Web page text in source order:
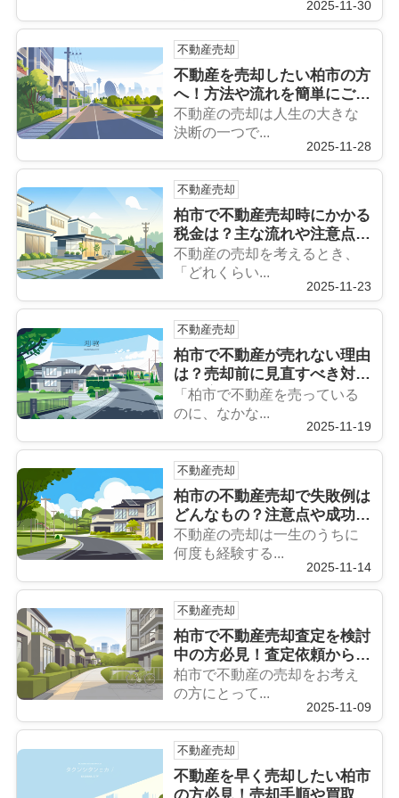
2025-11-30
不動産売却
不動産を売却したい柏市の方
へ！方法や流れを簡単にご紹
介
不動産の売却は人生の大きな
決断の一つで...
2025-11-28
不動産売却
柏市で不動産売却時にかかる
税金は？主な流れや注意点も
紹介
不動産の売却を考えるとき、
「どれくらい...
2025-11-23
不動産売却
柏市で不動産が売れない理由
は？売却前に見直すべき対策
も紹介
「柏市で不動産を売っている
のに、なかな...
2025-11-19
不動産売却
柏市の不動産売却で失敗例は
どんなもの？注意点や成功の
ポイントも紹介
不動産の売却は一生のうちに
何度も経験する...
2025-11-14
不動産売却
柏市で不動産売却査定を検討
中の方必見！査定依頼から売
却までの流れをご紹介
柏市で不動産の売却をお考え
の方にとって...
2025-11-09
不動産売却
不動産を早く売却したい柏市